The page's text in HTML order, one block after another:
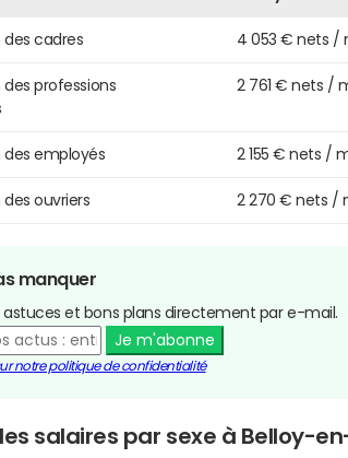
des cadres 4 053 € nets /
professions
2 761 € nets /
des employés 2 155 € nets /
ouvriers 2 270 € nets /
manquer
astuces et bons plans directement par e-mail.
Je m'abonne
notre politique de confidentialité
salaires par sexe à Belloy-